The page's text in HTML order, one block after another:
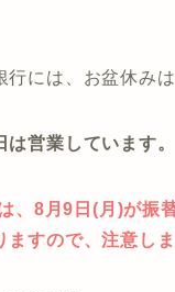
行には、お盆休みは
営業しています。
、8月9日(月)が振
ますので、注意しま